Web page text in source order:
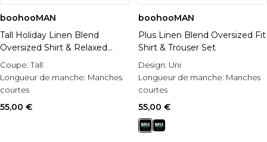
boohooMAN
Tall Holiday Linen Blend
Oversized Shirt & Relaxed
Trouser Set
Coupe:Tall
Longueur de manche: Manches
courtes
Style:
Plain Long Set
55,00 €
boohooMAN
Plus Linen Blend Oversized Fit
Shirt & Trouser Set
Design: Uni
Longueur de manche: Manches
courtes
Matérial:
55,00 €